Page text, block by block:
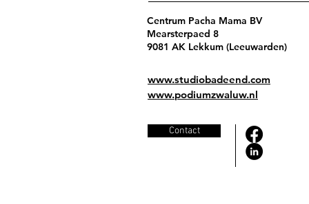
Centrum Pacha Mama BV
Mearsterpaed 8
9081 AK Lekkum (Leeuwarden)
www.studiobadeend.com
www.podiumzwaluw.nl
Contact